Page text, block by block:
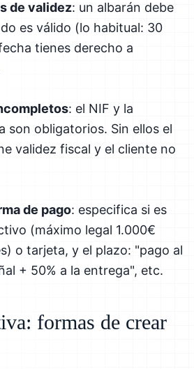
de validez: un albarán debe
es válido (lo habitual: 30
tienes derecho a
: el NIF y la
son obligatorios. Sin ellos el
validez fiscal y el cliente no
de pago: especifica si es
(máximo legal 1.000€
o tarjeta, y el plazo: "pago al
+ 50% a la entrega", etc.
formas de crear